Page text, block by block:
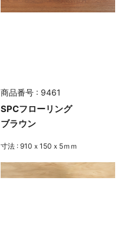
商品番号 : 9461
SPCフローリング
ブラウン
寸法 : 910ｘ150ｘ5ｍｍ